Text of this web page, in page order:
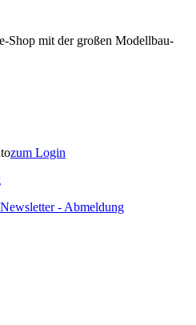
Shop mit der großen Modellbau-
zum Login
Newsletter - Abmeldung